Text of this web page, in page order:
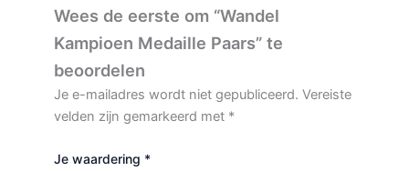
Wees de eerste om “Wandel
Kampioen Medaille Paars” te
beoordelen
Je e-mailadres wordt niet gepubliceerd. Vereiste
velden zijn gemarkeerd met *
Je waardering *